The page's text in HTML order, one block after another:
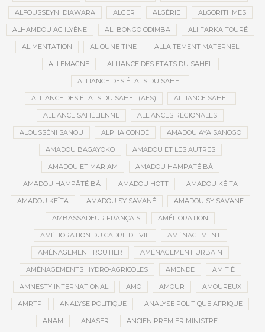
ALFOUSSEYNI DIAWARA ALGER ALGÉRIE ALGORITHMES
ALHAMDOU AG ILYÈNE ALI BONGO ODIMBA ALI FARKA TOURÉ
ALIMENTATION ALIOUNE TINE ALLAITEMENT MATERNEL
ALLEMAGNE ALLIANCE DES ETATS DU SAHEL
ALLIANCE DES ÉTATS DU SAHEL
ALLIANCE DES ÉTATS DU SAHEL (AES) ALLIANCE SAHEL
ALLIANCE SAHÉLIENNE ALLIANCES RÉGIONALES
ALOUSSÉNI SANOU ALPHA CONDÉ AMADOU AYA SANOGO
AMADOU BAGAYOKO AMADOU ET LES AUTRES
AMADOU ET MARIAM AMADOU HAMPATÉ BÂ
AMADOU HAMPÂTÉ BÂ AMADOU HOTT AMADOU KÉITA
AMADOU KEÏTA AMADOU SY SAVANÉ AMADOU SY SAVANE
AMBASSADEUR FRANÇAIS AMÉLIORATION
AMÉLIORATION DU CADRE DE VIE AMÉNAGEMENT
AMÉNAGEMENT ROUTIER AMÉNAGEMENT URBAIN
AMÉNAGEMENTS HYDRO-AGRICOLES AMENDE AMITIÉ
AMNESTY INTERNATIONAL AMO AMOUR AMOUREUX
AMRTP ANALYSE POLITIQUE ANALYSE POLITIQUE AFRIQUE
ANAM ANASER ANCIEN PREMIER MINISTRE